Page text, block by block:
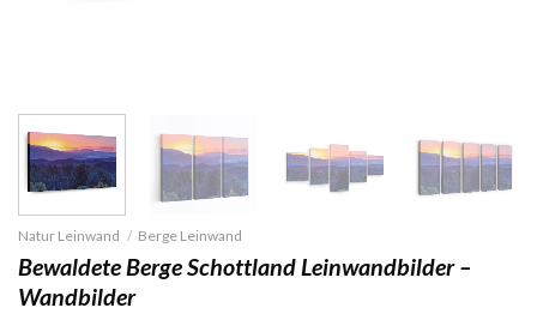
Natur Leinwand / Berge Leinwand
Bewaldete Berge Schottland Leinwandbilder –
Wandbilder